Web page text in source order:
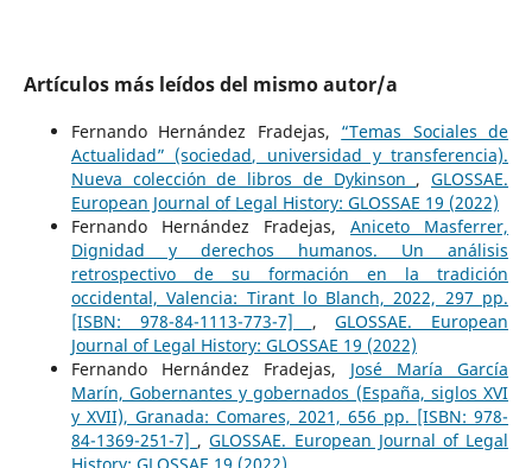
Artículos más leídos del mismo autor/a
Fernando Hernández Fradejas, “Temas Sociales de
Actualidad” (sociedad, universidad y transferencia).
Nueva colección de libros de Dykinson ,GLOSSAE.
European Journal of Legal History: GLOSSAE 19 (2022)
Fernando Hernández Fradejas,Aniceto Masferrer,
Dignidad y derechos humanos. Un análisis
retrospectivo de su formación en la tradición
occidental, Valencia: Tirant lo Blanch, 2022, 297 pp.
[ISBN: 978-84-1113-773-7] ,GLOSSAE. European
Journal of Legal History: GLOSSAE 19 (2022)
Fernando Hernández Fradejas, José María García
Marín, Gobernantes y gobernados (España, siglos XVI
y XVII), Granada: Comares, 2021, 656 pp. [ISBN: 978-
84-1369-251-7] ,GLOSSAE. European Journal of Legal